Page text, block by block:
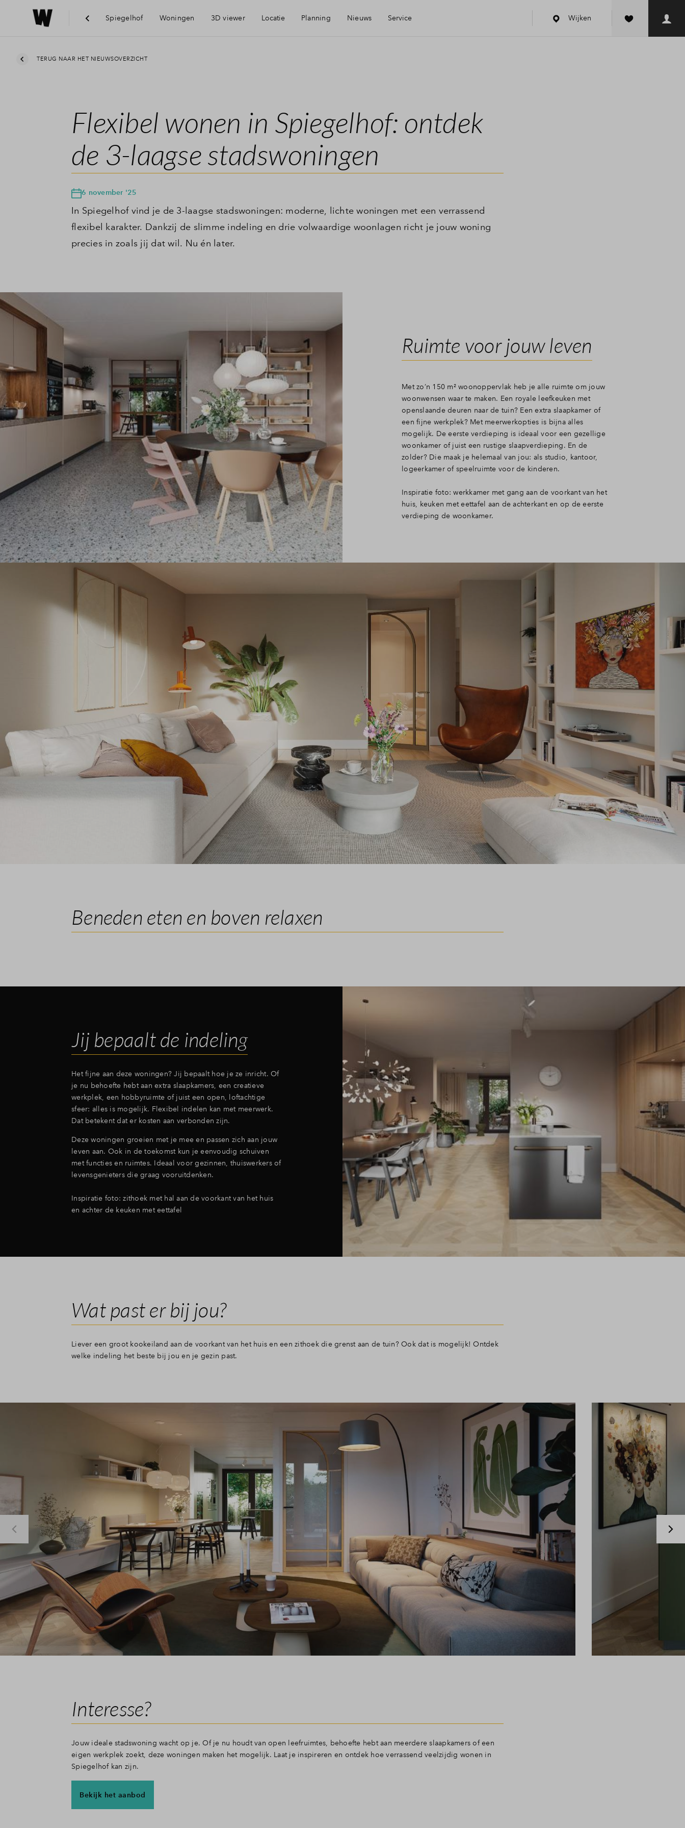
Spiegelhof Woningen 3D viewer Locatie Planning Nieuws Service
Financiering
Toewijzing
Wijken
TERUG NAAR HET NIEUWSOVERZICHT
Flexibel wonen in Spiegelhof: ontdek
de 3-laagse stadswoningen
6 november '25
In Spiegelhof vind je de 3-laagse stadswoningen: moderne, lichte woningen met een verrassend
flexibel karakter. Dankzij de slimme indeling en drie volwaardige woonlagen richt je jouw woning
precies in zoals jij dat wil. Nu én later.
Ruimte voor jouw leven
Met zo’n 150 m² woonoppervlak heb je alle ruimte om jouw
woonwensen waar te maken. Een royale leefkeuken met
openslaande deuren naar de tuin? Een extra slaapkamer of
een fijne werkplek? Met meerwerkopties is bijna alles
mogelijk. De eerste verdieping is ideaal voor een gezellige
woonkamer of juist een rustige slaapverdieping. En de
zolder? Die maak je helemaal van jou: als studio, kantoor,
logeerkamer of speelruimte voor de kinderen.
Inspiratie foto: werkkamer met gang aan de voorkant van het
huis, keuken met eettafel aan de achterkant en op de eerste
verdieping de woonkamer.
Beneden eten en boven relaxen
Jij bepaalt de indeling
Het fijne aan deze woningen? Jij bepaalt hoe je ze inricht. Of
je nu behoefte hebt aan extra slaapkamers, een creatieve
werkplek, een hobbyruimte of juist een open, loftachtige
sfeer: alles is mogelijk. Flexibel indelen kan met meerwerk.
Dat betekent dat er kosten aan verbonden zijn.
Deze woningen groeien met je mee en passen zich aan jouw
leven aan. Ook in de toekomst kun je eenvoudig schuiven
met functies en ruimtes. Ideaal voor gezinnen, thuiswerkers of
levensgenieters die graag vooruitdenken.
Inspiratie foto: zithoek met hal aan de voorkant van het huis
en achter de keuken met eettafel
Wat past er bij jou?
Liever een groot kookeiland aan de voorkant van het huis en een zithoek die grenst aan de tuin? Ook dat is mogelijk! Ontdek
welke indeling het beste bij jou en je gezin past.
Interesse?
Jouw ideale stadswoning wacht op je. Of je nu houdt van open leefruimtes, behoefte hebt aan meerdere slaapkamers of een
eigen werkplek zoekt, deze woningen maken het mogelijk. Laat je inspireren en ontdek hoe verrassend veelzijdig wonen in
Spiegelhof kan zijn.
Bekijk het aanbod